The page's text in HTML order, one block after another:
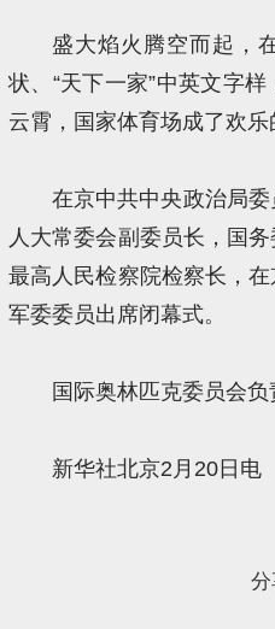
盛大焰火腾空而起，
状、“天下一家”中英文字
云霄，国家体育场成了欢乐
在京中共中央政治局
人大常委会副委员长，国
最高人民检察院检察长，
军委委员出席闭幕式。
国际奥林匹克委员会负
新华社北京2月20日电
分